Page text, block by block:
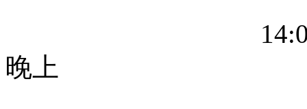
晚上